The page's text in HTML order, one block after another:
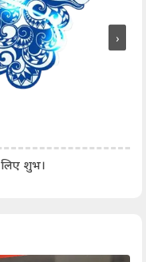
लिए शुभ।
›